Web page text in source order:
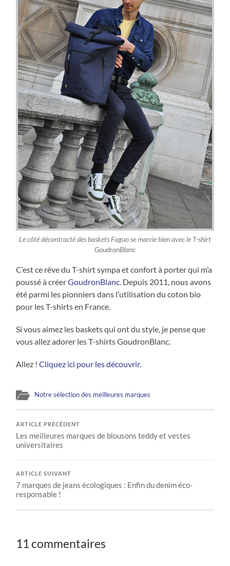
Le côté décontracté des baskets Faguo se marrie bien avec le T-shirt
GoudronBlanc
C’est ce rêve du T-shirt sympa et confort à porter qui m’a
poussé à créerGoudronBlanc. Depuis 2011, nous avons
été parmi les pionniers dans l’utilisation du coton bio
pour les T-shirts en France.
Si vous aimez les baskets qui ont du style, je pense que
vous allez adorer les T-shirts GoudronBlanc.
Allez !Cliquez ici pour les découvrir.
Notre sélection des meilleures marques
ARTICLE PRÉCÉDENT
Les meilleures marques de blousons teddy et vestes
universitaires
ARTICLE SUIVANT
7 marques de jeans écologiques : Enfin du denim éco-
responsable !
11 commentaires